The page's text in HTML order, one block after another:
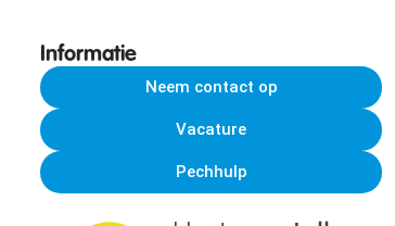
Informatie
Neem contact op
Vacature
Pechhulp